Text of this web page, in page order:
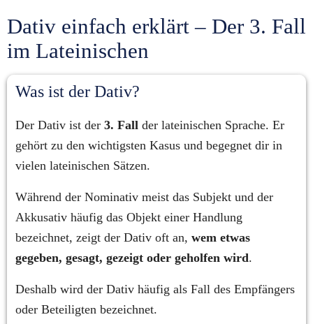
Dativ einfach erklärt – Der 3. Fall
im Lateinischen
Was ist der Dativ?
Der Dativ ist der 3. Fall der lateinischen Sprache. Er
gehört zu den wichtigsten Kasus und begegnet dir in
vielen lateinischen Sätzen.
Während der Nominativ meist das Subjekt und der
Akkusativ häufig das Objekt einer Handlung
bezeichnet, zeigt der Dativ oft an, wem etwas
gegeben, gesagt, gezeigt oder geholfen wird.
Deshalb wird der Dativ häufig als Fall des Empfängers
oder Beteiligten bezeichnet.